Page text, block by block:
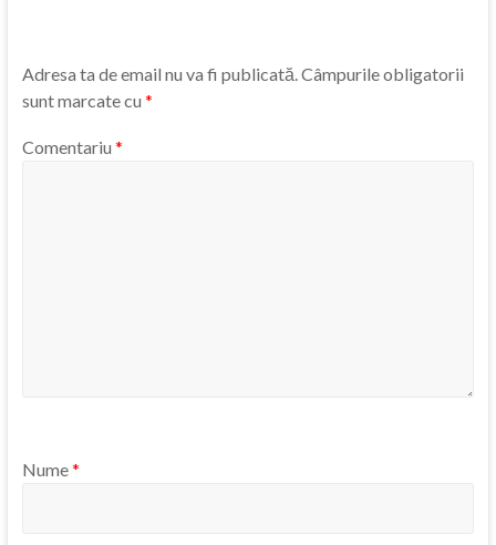
Adresa ta de email nu va fi publicată.Câmpurile obligatorii
sunt marcate cu *
Comentariu *
Nume*